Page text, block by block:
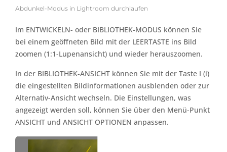
Abdunkel-Modus in Lightroom durchlaufen
Im ENTWICKELN- oder BIBLIOTHEK-MODUS können Sie
bei einem geöffneten Bild mit der LEERTASTE ins Bild
zoomen (1:1-Lupenansicht) und wieder herauszoomen.
In der BIBLIOTHEK-ANSICHT können Sie mit der Taste I (i)
die eingestellten Bildinformationen ausblenden oder zur
Alternativ-Ansicht wechseln. Die Einstellungen, was
angezeigt werden soll, können Sie über den Menü-Punkt
ANSICHT und ANSICHT OPTIONEN anpassen.